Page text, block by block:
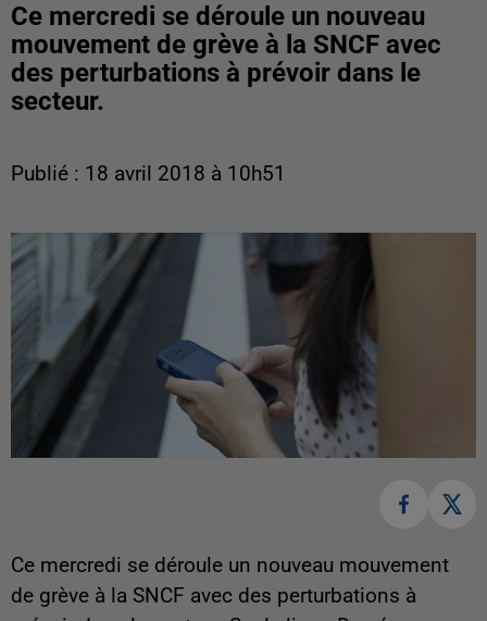
Ce mercredi se déroule un nouveau
mouvement de grève à la SNCF avec
des perturbations à prévoir dans le
secteur.
Publié : 18 avril 2018 à 10h51
Ce mercredi se déroule un nouveau mouvement
de grève à la SNCF avec des perturbations à